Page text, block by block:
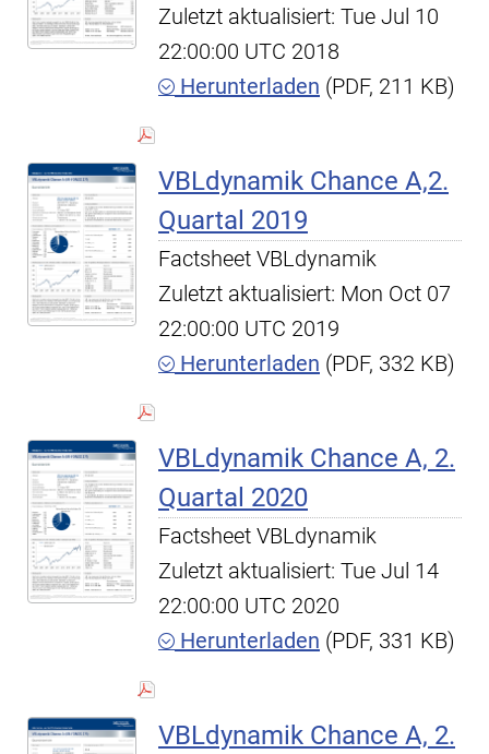
Zuletzt aktualisiert: Tue Jul 10
22:00:00 UTC 2018
Herunterladen (PDF, 211 KB)
VBLdynamik Chance A,2.
Quartal 2019
Factsheet VBLdynamik
Zuletzt aktualisiert: Mon Oct 07
22:00:00 UTC 2019
Herunterladen (PDF, 332 KB)
VBLdynamik Chance A, 2.
Quartal 2020
Factsheet VBLdynamik
Zuletzt aktualisiert: Tue Jul 14
22:00:00 UTC 2020
Herunterladen (PDF, 331 KB)
VBLdynamik Chance A, 2.